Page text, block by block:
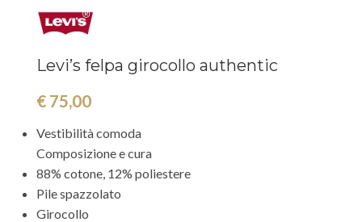
Levi’s felpa girocollo authentic
€ 75,00
Vestibilità comoda
Composizione e cura
88% cotone, 12% poliestere
Pile spazzolato
Girocollo